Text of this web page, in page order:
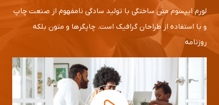
لورم ایپسوم متن ساختگی با تولید سادگی نامفهوم از صنعت چاپ
و با استفاده از طراحان گرافیک است. چاپگرها و متون بلکه
روزنامه